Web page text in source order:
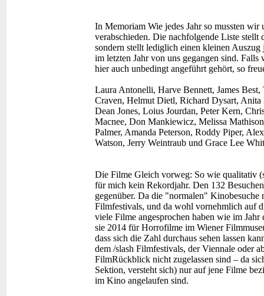
In Memoriam Wie jedes Jahr so mussten
verabschieden. Die nachfolgende Liste
sondern stellt lediglich einen kleinen Auszug
im letzten Jahr von uns gegangen sind. Falls
hier auch unbedingt angeführt gehört, so
Laura Antonelli, Harve Bennett, James
Craven, Helmut Dietl, Richard Dysart, Anita
Dean Jones, Loius Jourdan, Peter Kern,
Macnee, Don Mankiewicz, Melissa
Palmer, Amanda Peterson, Roddy Piper,
Watson, Jerry Weintraub und Grace Lee
Die Filme Gleich vorweg: So wie qualitativ
für mich kein Rekordjahr. Den 132
gegenüber. Da die "normalen"
Filmfestivals, und da wohl vornehmlich auf
viele Filme angesprochen haben wie im
sie 2014 für Horrofilme im Wiener
dass sich die Zahl durchaus sehen lassen
dem /slash Filmfestivals, der Viennale oder
FilmRückblick nicht zugelassen sind – da
Sektion, versteht sich) nur auf jene Filme
im Kino angelaufen sind.